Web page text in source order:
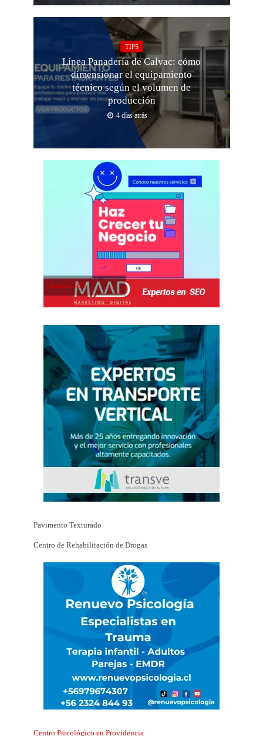
TIPS
Línea Panadería de Calvac: cómo
dimensionar el equipamiento
técnico según el volumen de
producción
4 días atrás
Agencia SEO
Pavimento Texturado
Centro de Rehabilitación de Drogas
Centro Psicológico en Providencia